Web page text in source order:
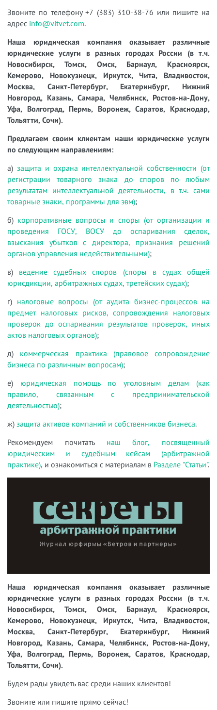
Звоните по телефону +7 (383) 310-38-76 или пишите на
адрес info@vitvet.com.
Наша юридическая компания оказывает различные
юридические услуги в разных городах России (в т.ч.
Новосибирск, Томск, Омск, Барнаул, Красноярск,
Кемерово, Новокузнецк, Иркутск, Чита, Владивосток,
Москва, Санкт-Петербург, Екатеринбург, Нижний
Новгород, Казань, Самара, Челябинск, Ростов-на-Дону,
Уфа, Волгоград, Пермь, Воронеж, Саратов, Краснодар,
Тольятти, Сочи).
Предлагаем своим клиентам наши юридические услуги
по следующим направлениям:
а) защита и охрана интеллектуальной собственности (от
регистрации товарного знака до споров по любым
результатам интеллектуальной деятельности, в т.ч. сами
товарные знаки, программы для эвм);
б) корпоративные вопросы и споры (от организации и
проведения ГОСУ, ВОСУ до оспаривания сделок,
взыскания убытков с директора, признания решений
органов управления недействительными);
в) ведение судебных споров (споры в судах общей
юрисдикции, арбитражных судах, третейских судах);
г) налоговые вопросы (от аудита бизнес-процессов на
предмет налоговых рисков, сопровождения налоговых
проверок до оспаривания результатов проверок, иных
актов налоговых органов);
д) коммерческая практика (правовое сопровождение
бизнеса по различным вопросам);
е) юридическая помощь по уголовным делам (как
правило, связанным с предпринимательской
деятельностью);
ж) защита активов компаний и собственников бизнеса.
Рекомендуем почитать наш блог, посвященный
юридическим и судебным кейсам (арбитражной
практике), и ознакомиться с материалам в Разделе "Статьи".
Наша юридическая компания оказывает различные
юридические услуги в разных городах России (в т.ч.
Новосибирск, Томск, Омск, Барнаул, Красноярск,
Кемерово, Новокузнецк, Иркутск, Чита, Владивосток,
Москва, Санкт-Петербург, Екатеринбург, Нижний
Новгород, Казань, Самара, Челябинск, Ростов-на-Дону,
Уфа, Волгоград, Пермь, Воронеж, Саратов, Краснодар,
Тольятти, Сочи).
Будем рады увидеть вас среди наших клиентов!
Звоните или пишите прямо сейчас!